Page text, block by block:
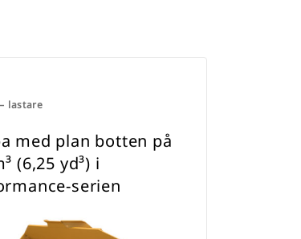
lastare
med plan botten på
(6,25 yd³) i
serien